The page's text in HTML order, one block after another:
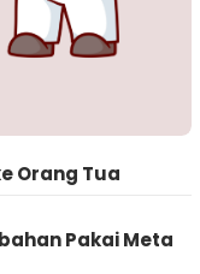
Orang Tua
Pakai Meta